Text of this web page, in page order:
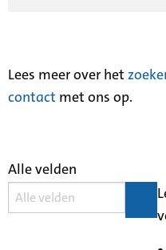
Lees meer over het
contact met ons op.
Alle velden